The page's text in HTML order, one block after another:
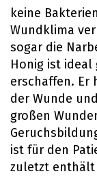
keine
Wundklima
sogar die
Honig ist ideal
erschaffen. Er
der Wunde
großen
ist für den
zuletzt enthält